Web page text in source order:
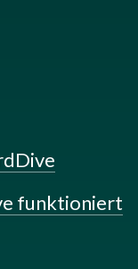
funktioniert